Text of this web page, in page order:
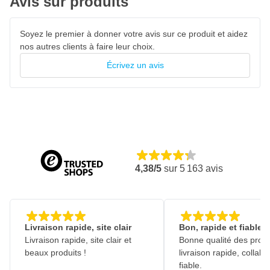
Soyez le premier à donner votre avis sur ce produit et aidez
nos autres clients à faire leur choix.
Écrivez un avis
4,38/5 sur 5 163 avis
Livraison rapide, site clair
Livraison rapide, site clair et
beaux produits !
Bon, rapide et fiable
Bonne qualité des
livraison rapide,
fiable.